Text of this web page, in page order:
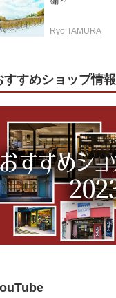
Ryo TAMURA
すすめショップ情報